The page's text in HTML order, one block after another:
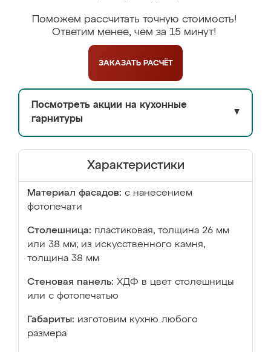
Поможем рассчитать точную стоимость!
Ответим менее, чем за 15 минут!
ЗАКАЗАТЬ РАСЧЁТ
Посмотреть акции на кухонные
гарнитуры
▼
Характеристики
Материал фасадов: с нанесением
фотопечати
Столешница: пластиковая, толщина 26 мм
или 38 мм; из искусственного камня,
толщина 38 мм
Стеновая панель: ХДФ в цвет столешницы
или с фотопечатью
Габариты: изготовим кухню любого
размера